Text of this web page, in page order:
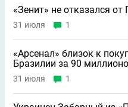
«Зенит» не отказался от
31 июля 1
«Арсенал» близок к
Бразилии за 90
31 июля 1